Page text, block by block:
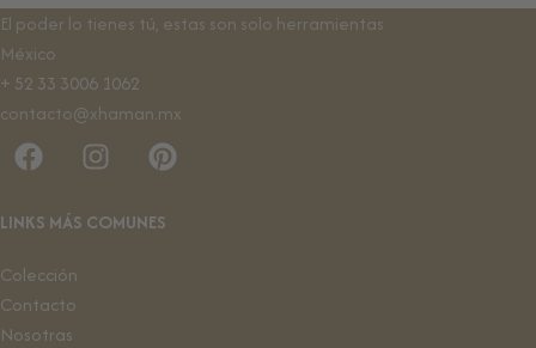
El poder lo tienes tú, estas son solo herramientas
México
+ 52 33 3006 1062
contacto@xhaman.mx
LINKS MÁS COMUNES
Colección
Contacto
Nosotras